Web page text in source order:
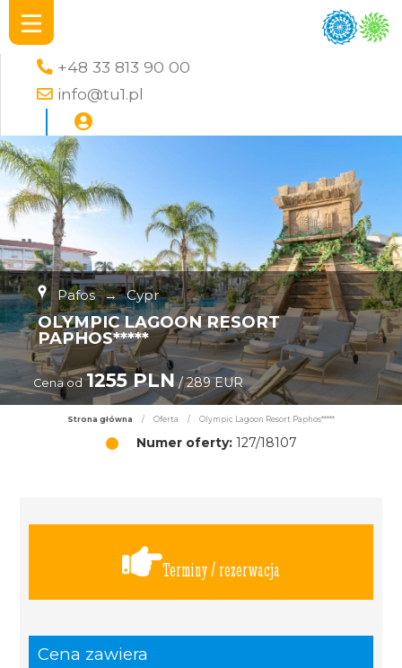
+48 33 813 90 00
info@tu1.pl
Pafos → Cypr
OLYMPIC LAGOON RESORT
PAPHOS*****
Cena od 1255 PLN/ 289 EUR
Strona główna / Oferta / Olympic Lagoon Resort Paphos*****
Numer oferty:127/18107
Terminy / rezerwacja
Cena zawiera